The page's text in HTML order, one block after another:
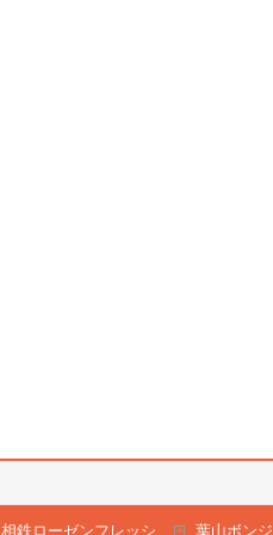
相鉄ローゼンフレッシ 葉山ボン